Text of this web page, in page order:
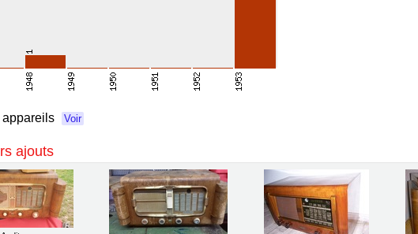
appareils Voir
ajouts